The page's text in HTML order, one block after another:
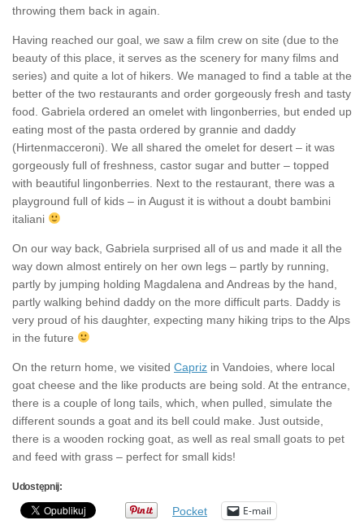
throwing them back in again.
Having reached our goal, we saw a film crew on site (due to the
beauty of this place, it serves as the scenery for many films and
series) and quite a lot of hikers. We managed to find a table at the
better of the two restaurants and order gorgeously fresh and tasty
food. Gabriela ordered an omelet with lingonberries, but ended up
eating most of the pasta ordered by grannie and daddy
(Hirtenmacceroni). We all shared the omelet for desert – it was
gorgeously full of freshness, castor sugar and butter – topped
with beautiful lingonberries. Next to the restaurant, there was a
playground full of kids – in August it is without a doubt bambini
italiani
On our way back, Gabriela surprised all of us and made it all the
way down almost entirely on her own legs – partly by running,
partly by jumping holding Magdalena and Andreas by the hand,
partly walking behind daddy on the more difficult parts. Daddy is
very proud of his daughter, expecting many hiking trips to the Alps
in the future
On the return home, we visited Capriz in Vandoies, where local
goat cheese and the like products are being sold. At the entrance,
there is a couple of long tails, which, when pulled, simulate the
different sounds a goat and its bell could make. Just outside,
there is a wooden rocking goat, as well as real small goats to pet
and feed with grass – perfect for small kids!
Udostępnij:
Pocket E-mail